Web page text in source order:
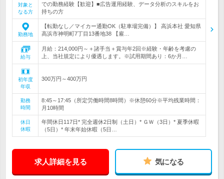
対象と
なる方
での勤務経験【歓迎】■広告運用経験、データ分析のスキルをお
持ちの方
勤務地
【転勤なし／マイカー通勤OK（駐車場完備）】 高浜本社 愛知県
高浜市神明町7丁目13番地38 【雇…
給与
月給：214,000円～＋諸手当＋賞与年2回※経験・年齢を考慮の
上、当社規定により優遇します。※試用期間あり：6か月…
初年度
年収
300万円～400万円
勤務
時間
8:45～17:45（所定労働時間8時間）※休憩60分※平均残業時間：
月10時間
休日
休暇
年間休日117日* 完全週休2日制（土日）* ＧＷ（3日）* 夏季休暇
（5日）* 年末年始休暇（5日…
求人詳細を見る 気になる